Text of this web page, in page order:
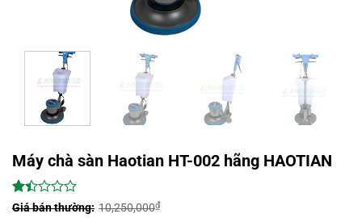
Máy chà sàn Haotian HT-002 hãng HAOTIAN
1.41
58 10,250,000₫